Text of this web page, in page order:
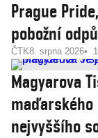
Prague
pobožní
ČTK8. srpna 2026
Magyarova
nejvyššího